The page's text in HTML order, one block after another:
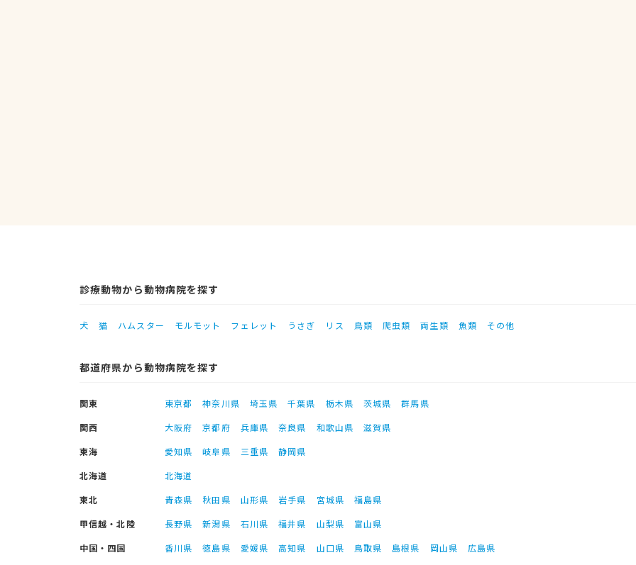
診療動物から動物病院を探す
犬 猫 ハムスター モルモット フェレット うさぎ リス 鳥類 爬虫類 両生類 魚類 その他
都道府県から動物病院を探す
関東 東京都 神奈川県 埼玉県 千葉県 栃木県 茨城県
群馬県
関西
大阪府 京都府 兵庫県 奈良県 和歌山県
滋賀県
東海
愛知県 岐阜県 三重県
静岡県
北海道
北海道
東北
青森県 秋田県 山形県 岩手県 宮城県
福島県
甲信越・北陸
長野県 新潟県 石川県 福井県 山梨県
富山県
中国・四国
香川県 徳島県 愛媛県 高知県 山口県 鳥取県 島根県 岡山県
広島県